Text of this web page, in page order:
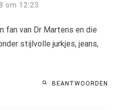
om 12:23
van Dr Martens en die
stijlvolle jurkjes, jeans,
BEANTWOORDEN